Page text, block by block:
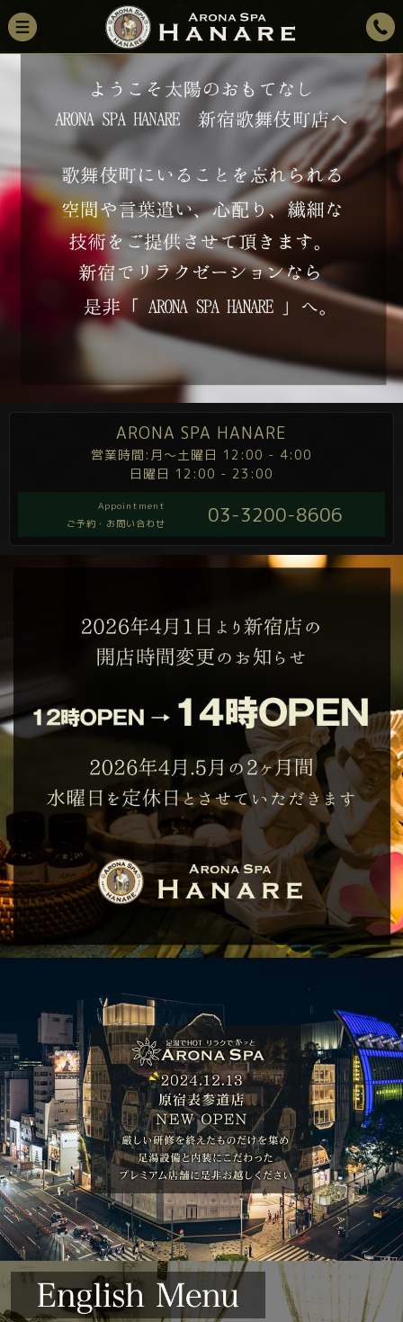
ARONA SPA HANARE
営業時間:月～土曜日 12:00 - 4:00
日曜日 12:00 - 23:00
Appointment
ご予約・お問い合わせ
03-3200-8606